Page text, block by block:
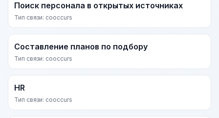
Поиск персонала в открытых источниках
Тип связи: cooccurs
Составление планов по подбору
Тип связи: cooccurs
HR
Тип связи: cooccurs